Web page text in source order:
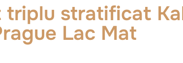
triplu stratificat
Lac Mat